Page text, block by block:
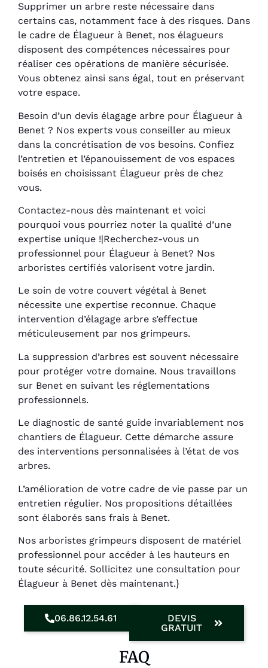
Supprimer un arbre reste nécessaire dans
certains cas, notamment face à des risques. Dans
le cadre de Élagueur à Benet, nos élagueurs
disposent des compétences nécessaires pour
réaliser ces opérations de manière sécurisée.
Vous obtenez ainsi sans égal, tout en préservant
votre espace.
Besoin d’un devis élagage arbre pour Élagueur à
Benet ? Nos experts vous conseiller au mieux
dans la concrétisation de vos besoins. Confiez
l’entretien et l’épanouissement de vos espaces
boisés en choisissant Élagueur près de chez
vous.
Contactez-nous dès maintenant et voici
pourquoi vous pourriez noter la qualité d’une
expertise unique !|Recherchez-vous un
professionnel pour Élagueur à Benet? Nos
arboristes certifiés valorisent votre jardin.
Le soin de votre couvert végétal à Benet
nécessite une expertise reconnue. Chaque
intervention d’élagage arbre s’effectue
méticuleusement par nos grimpeurs.
La suppression d’arbres est souvent nécessaire
pour protéger votre domaine. Nous travaillons
sur Benet en suivant les réglementations
professionnels.
Le diagnostic de santé guide invariablement nos
chantiers de Élagueur. Cette démarche assure
des interventions personnalisées à l’état de vos
arbres.
L’amélioration de votre cadre de vie passe par un
entretien régulier. Nos propositions détaillées
sont élaborés sans frais à Benet.
Nos arboristes grimpeurs disposent de matériel
professionnel pour accéder à les hauteurs en
toute sécurité. Sollicitez une consultation pour
Élagueur à Benet dès maintenant.}
06.86.12.54.61
DEVIS
GRATUIT
FAQ